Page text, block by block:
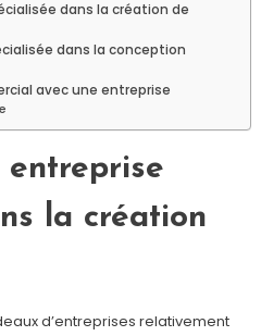
dans la création de
dans la conception
avec une entreprise
entreprise
la création
d’entreprises relativement